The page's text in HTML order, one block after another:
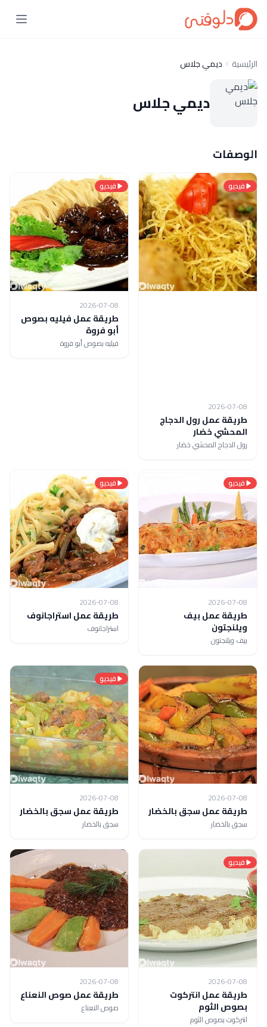
الرئيسية ديمي جلاس
ديمي جلاس
الوصفات
فيديو
2026-07-08
طريقة عمل رول الدجاج
المحشي خضار
رول الدجاج المحشي خضار
فيديو
2026-07-08
طريقة عمل فيليه بصوص
أبو فروة
فيليه بصوص أبو فروة
فيديو
2026-07-08
طريقة عمل بيف
ويلنجتون
بيف ويلنجتون
فيديو
2026-07-08
طريقة عمل استراجانوف
استراجانوف
2026-07-08
طريقة عمل سجق بالخضار
سجق بالخضار
فيديو
2026-07-08
طريقة عمل سجق بالخضار
سجق بالخضار
فيديو
2026-07-08
طريقة عمل انتركوت
بصوص الثوم
انتركوت بصوص الثوم
2026-07-08
طريقة عمل صوص النعناع
صوص النعناع